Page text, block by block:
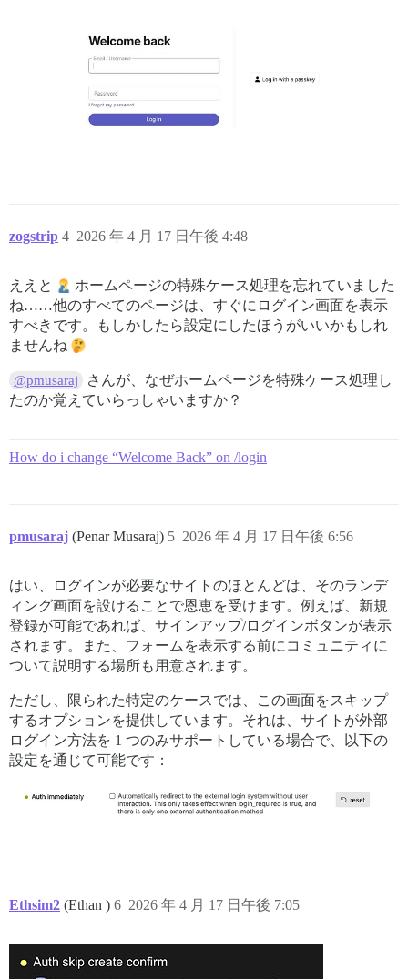
zogstrip 2026 年 4 月 17 日午後 4:48
4
ええと
ホームページの特殊ケース処理を忘れていました
ね……他のすべてのページは、すぐにログイン画面を表示
すべきです。もしかしたら設定にしたほうがいいかもしれ
ませんね
@pmusaraj
さんが、なぜホームページを特殊ケース処理し
たのか覚えていらっしゃいますか？
How do i change “Welcome Back” on /login
pmusaraj (Penar Musaraj) 2026 年 4 月 17 日午後 6:56
5
はい、ログインが必要なサイトのほとんどは、そのランデ
ィング画面を設けることで恩恵を受けます。例えば、新規
登録が可能であれば、サインアップ/ログインボタンが表示
されます。また、フォームを表示する前にコミュニティに
ついて説明する場所も用意されます。
ただし、限られた特定のケースでは、この画面をスキップ
するオプションを提供しています。それは、サイトが外部
ログイン方法を 1 つのみサポートしている場合で、以下の
設定を通じて可能です：
Ethsim2 (Ethan ) 2026 年 4 月 17 日午後 7:05
6